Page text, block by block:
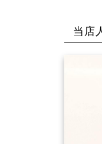
当店